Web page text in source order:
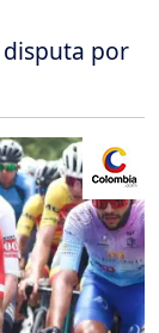
por